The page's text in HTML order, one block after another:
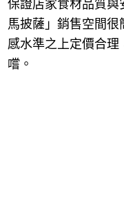
保證店家食材品質與
馬披薩 」銷售空間
感水準之上定價合
嚐。